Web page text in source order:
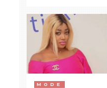
MODE